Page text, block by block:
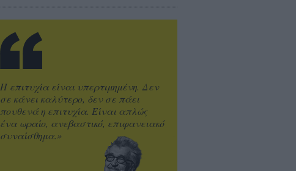
Η επιτυχία είναι υπερτιμημένη. Δεν
σε κάνει καλύτερο, δεν σε πάει
πουθενά η επιτυχία. Είναι απλώς
ένα ωραίο, ανεβαστικό, επιφανειακό
συναίσθημα.»